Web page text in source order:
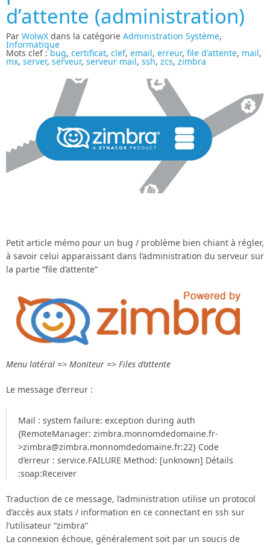
d’attente (administration)
Par WolwX dans la catégorie Administration Système,
Informatique
Mots clef :bug, certificat, clef, email, erreur, file d'attente, mail,
mx, server, serveur, serveur mail, ssh, zcs, zimbra
Petit article mémo pour un bug / problème bien chiant à régler,
à savoir celui apparaissant dans l’administration du serveur sur
la partie “file d’attente”
Menu latéral => Moniteur => Files d’attente
Le message d’erreur :
Mail : system failure: exception during auth
{RemoteManager: zimbra.monnomdedomaine.fr-
>zimbra@zimbra.monnomdedomaine.fr:22} Code
d’erreur : service.FAILURE Method: [unknown] Détails
:soap:Receiver
Traduction de ce message, l’administration utilise un protocol
d’accès aux stats / information en ce connectant en ssh sur
l’utilisateur “zimbra”
La connexion échoue, généralement soit par un soucis de